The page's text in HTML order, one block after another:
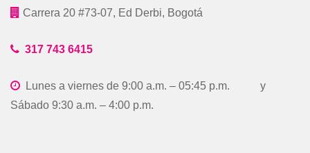
Carrera 20 #73-07, Ed Derbi, Bogotá
317 743 6415
Lunes a viernes de 9:00 a.m. – 05:45 p.m. y
Sábado 9:30 a.m. – 4:00 p.m.